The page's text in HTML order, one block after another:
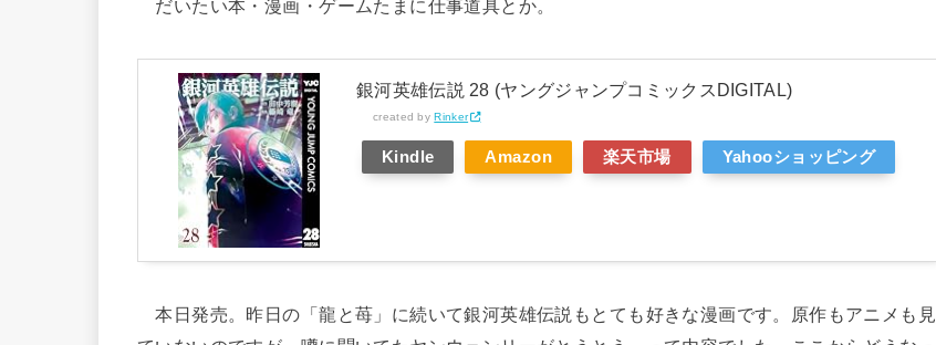
だいたい本・漫画・ゲームたまに仕事道具とか。
銀河英雄伝説 28 (ヤングジャンプコミックスDIGITAL)
created byRinker
Kindle Amazon 楽天市場 Yahooショッピング
本日発売。昨日の「龍と苺」に続いて銀河英雄伝説もとても好きな漫画です。原作もアニメも見